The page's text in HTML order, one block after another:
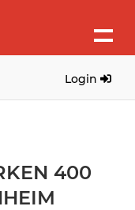
Login
400